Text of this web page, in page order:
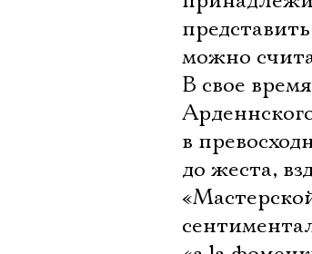
можно
В свое
в
до жеста,